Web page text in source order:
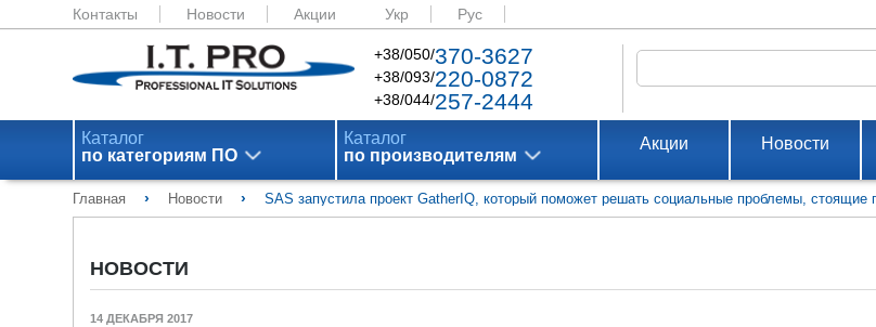
Контакты Новости Акции Укр Рус
+38/050/370-3627
+38/093/220-0872
+38/044/257-2444
Каталог
по категориям ПО
Каталог
по производителям
Акции Новости
Главная › Новости › SAS запустила проект GatherIQ, который поможет решать социальные проблемы, стоящие
НОВОСТИ
14 ДЕКАБРЯ 2017